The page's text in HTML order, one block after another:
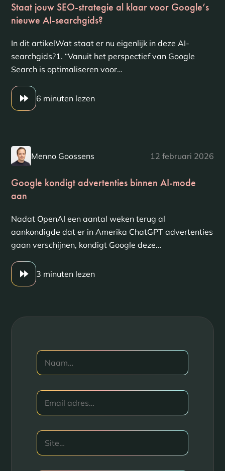
Staat jouw SEO-strategie al klaar voor Google’s
nieuwe AI-searchgids?
In dit artikelWat staat er nu eigenlijk in deze AI-
searchgids?1. “Vanuit het perspectief van Google
Search is optimaliseren voor…
6 minuten lezen
Menno Goossens 12 februari 2026
Google kondigt advertenties binnen AI-mode
aan
Nadat OpenAI een aantal weken terug al
aankondigde dat er in Amerika ChatGPT advertenties
gaan verschijnen, kondigt Google deze…
3 minuten lezen